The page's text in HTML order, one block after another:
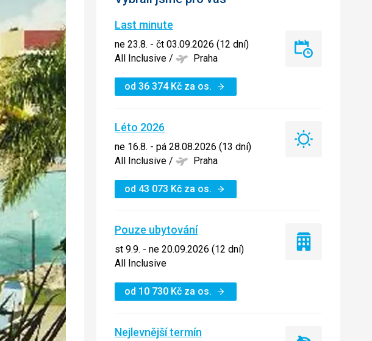
Last minute
ne 23.8. - čt 03.09.2026 (12 dní)
All Inclusive / Praha
od 36 374Kč za os.
Last
Léto 2026
ne 16.8. - pá 28.08.2026 (13 dní)
All Inclusive / Praha
od 43 073 Kč za os.
Léto
Pouze ubytování
st 9.9. - ne 20.09.2026 (12 dní)
All Inclusive
od 10 730 Kč za os.
Pouze
Nejlevnější termín